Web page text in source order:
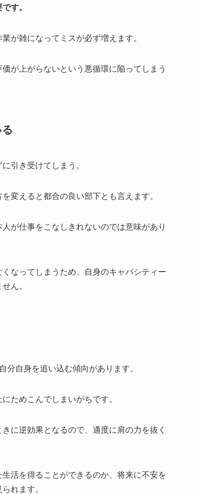
す。
が雑になってミスが必ず増えます。
が上がらないという悪循環に陥ってしまう
引き受けてしまう。
変えると都合の良い部下とも言えます。
が仕事をこなしきれないのでは意味があり
なってしまうため、自身のキャパシティー
ん。
自身を追い込む傾向があります。
ためこんでしまいがちです。
に逆効果となるので、適度に肩の力を抜く
活を得ることができるのか、将来に不安を
れます。